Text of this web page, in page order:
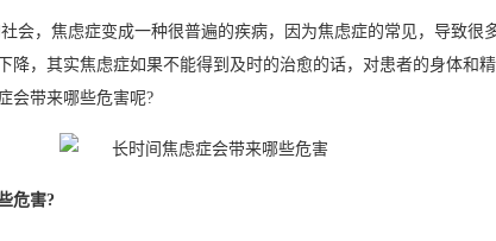
会，焦虑症变成一种很普遍的疾病，因为焦虑症的常见，导致很
降，其实焦虑症如果不能得到及时的治愈的话，对患者的身体和
会带来哪些危害呢?
危害?